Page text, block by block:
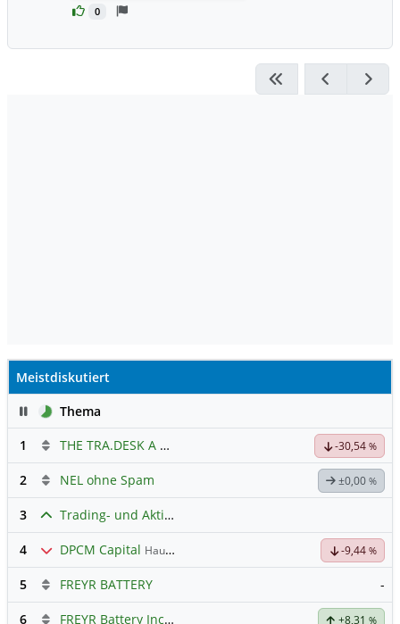
0
Meistdiskutiert
PauseThema
1
THE TRA.DESK A DL-,000001 -30,54 %
2 NEL ohne Spam ±0,00 %
3 Trading- und Aktien-Chat
4 DPCM Capital Hauptdiskussion -9,44 %
5 FREYR BATTERY -
6 FREYR Battery Inc Registered Shs Hauptdiskussion+8,31 %